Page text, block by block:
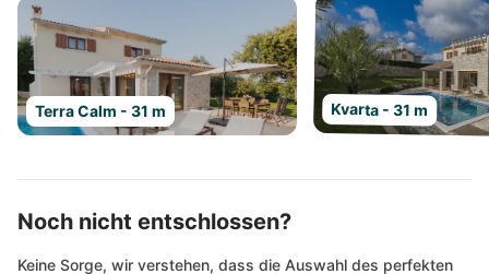
Terra Calm - 31 m Kvarta - 31 m
Noch nicht entschlossen?
Keine Sorge, wir verstehen, dass die Auswahl des perfekten